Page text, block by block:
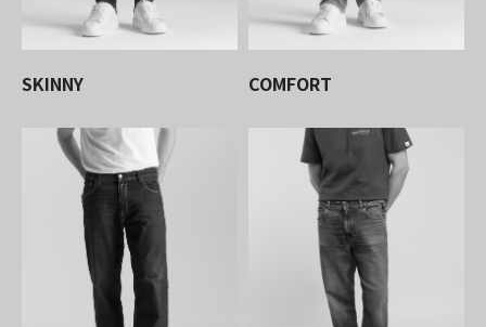
SKINNY COMFORT